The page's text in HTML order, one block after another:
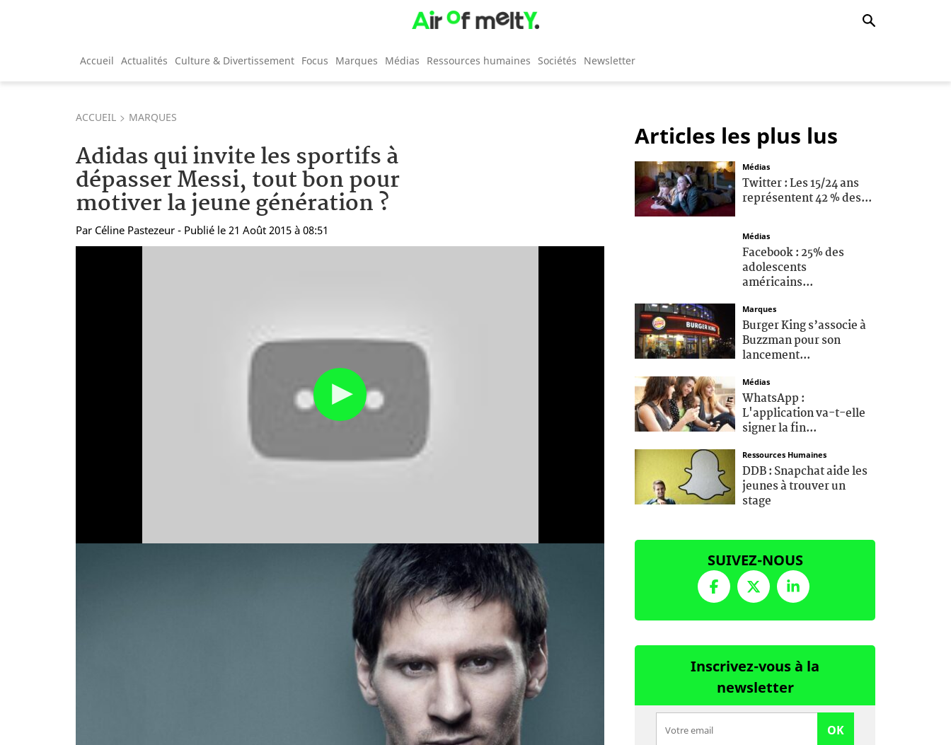
Accueil Actualités Culture & Divertissement Focus Marques Médias Ressources humaines Sociétés Newsletter
ACCUEIL MARQUES
Adidas qui invite les sportifs à
dépasser Messi, tout bon pour
motiver la jeune génération ?
Par Céline Pastezeur - Publié le 21 Août 2015 à 08:51
Articles les plus lus
Médias
Twitter : Les 15/24 ans
représentent 42 % des...
Médias
Facebook : 25% des
adolescents
américains...
Marques
Burger King s’associe à
Buzzman pour son
lancement...
Médias
WhatsApp :
L'application va-t-elle
signer la fin...
Ressources Humaines
DDB : Snapchat aide les
jeunes à trouver un
stage
SUIVEZ-NOUS
Inscrivez-vous à la
newsletter
OK